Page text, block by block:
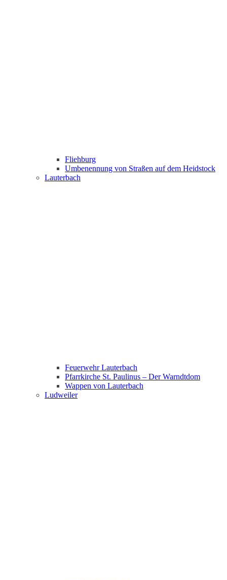
Fliehburg
Umbenennung von Straßen auf dem Heidstock
Lauterbach
Feuerwehr Lauterbach
Pfarrkirche St. Paulinus – Der Warndtdom
Wappen von Lauterbach
Ludweiler